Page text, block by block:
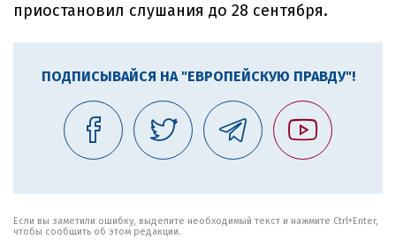
приостановил слушания до 28 сентября.
ПОДПИСЫВАЙСЯ НА "ЕВРОПЕЙСКУЮ ПРАВДУ"!
Если вы заметили ошибку, выделите необходимый текст и нажмите Ctrl+Enter,
чтобы сообщить об этом редакции.